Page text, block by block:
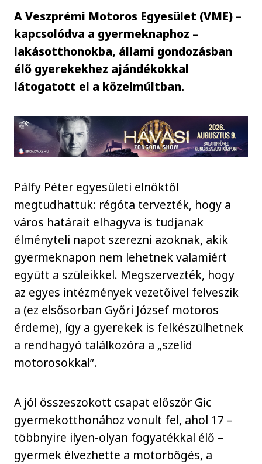
A Veszprémi Motoros Egyesület (VME) –
kapcsolódva a gyermeknaphoz –
lakásotthonokba, állami gondozásban
élő gyerekekhez ajándékokkal
látogatott el a közelmúltban.
Pálfy Péter egyesületi elnöktől
megtudhattuk: régóta tervezték, hogy a
város határait elhagyva is tudjanak
élményteli napot szerezni azoknak, akik
gyermeknapon nem lehetnek valamiért
együtt a szüleikkel. Megszervezték, hogy
az egyes intézmények vezetőivel felveszik
a (ez elsősorban Győri József motoros
érdeme), így a gyerekek is felkészülhetnek
a rendhagyó találkozóra a „szelíd
motorosokkal”.
A jól összeszokott csapat először Gic
gyermekotthonához vonult fel, ahol 17 –
többnyire ilyen-olyan fogyatékkal élő –
gyermek élvezhette a motorbőgés, a